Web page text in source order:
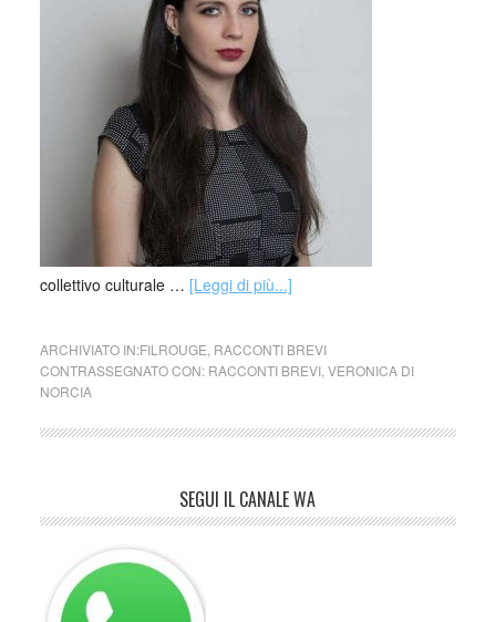
collettivo culturale … [Leggi di più...]
ARCHIVIATO IN:FILROUGE RACCONTI BREVI
CONTRASSEGNATO CON: RACCONTI BREVI, VERONICA DI
NORCIA
SEGUI IL CANALE WA